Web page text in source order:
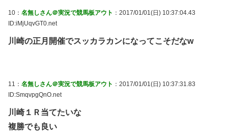
10： 名無しさん＠実況で競馬板アウト ：2017/01/01(日) 10:37:04.43
ID:iMjUqvGT0.net
川崎の正月開催でスッカラカンになってこそだなw
11： 名無しさん＠実況で競馬板アウト ：2017/01/01(日) 10:37:31.83
ID:SmqvpgQnO.net
川崎１Ｒ当てたいな
複勝でも良い